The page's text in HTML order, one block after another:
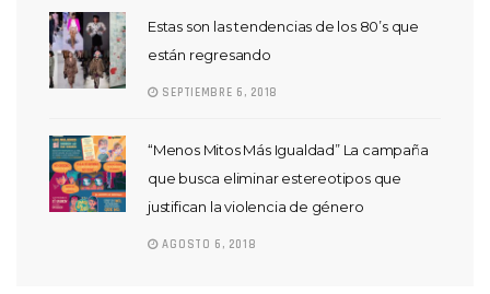
Estas son las tendencias de los 80’s que
están regresando
SEPTIEMBRE 6, 2018
“Menos Mitos Más Igualdad” La campaña
que busca eliminar estereotipos que
justifican la violencia de género
AGOSTO 6, 2018